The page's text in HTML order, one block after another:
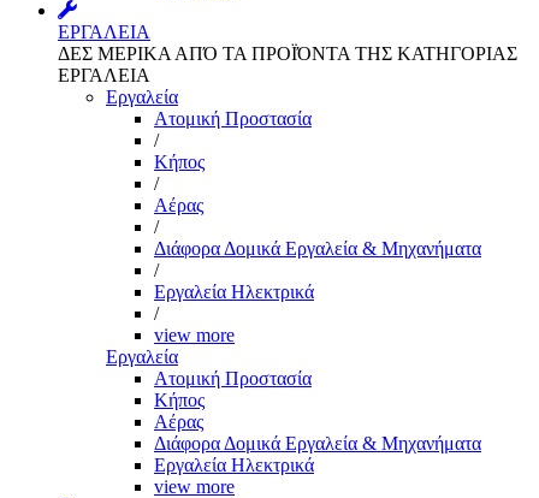
ΕΡΓΑΛΕΙΑ
ΔΕΣ ΜΕΡΙΚΑ ΑΠΌ ΤΑ ΠΡΟΪΌΝΤΑ ΤΗΣ ΚΑΤΗΓΟΡΙΑΣ
ΕΡΓΑΛΕΙΑ
Εργαλεία
Aτομική Προστασία
/
Kήπος
/
Αέρας
/
Διάφορα Δομικά Εργαλεία & Μηχανήματα
/
Εργαλεία Ηλεκτρικά
/
view more
Εργαλεία
Aτομική Προστασία
Kήπος
Αέρας
Διάφορα Δομικά Εργαλεία & Μηχανήματα
Εργαλεία Ηλεκτρικά
view more